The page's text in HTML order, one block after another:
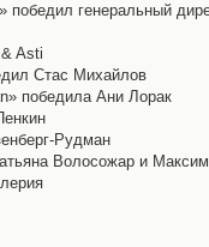
победил генеральный
Asti
Стас Михайлов
победила Ани Лорак
Рудман
Волосожар и